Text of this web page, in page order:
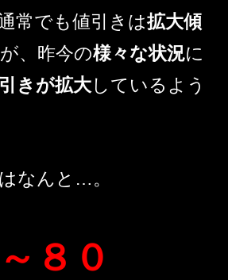
常でも値引きは拡大傾
、昨今の様々な状況に
きが拡大しているよう
なんと…。
８０